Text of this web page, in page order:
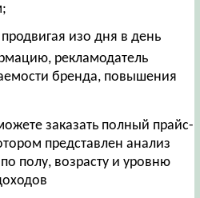
изо дня в день
рекламодатель
бренда, повышения
заказать полный прайс-
представлен анализ
полу, возрасту и уровню